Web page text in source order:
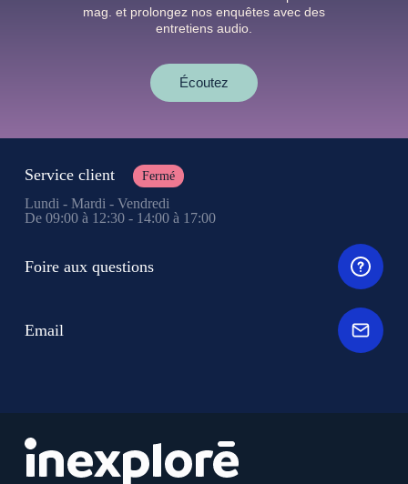
mag. et prolongez nos enquêtes avec des
entretiens audio.
Écoutez
Service client Fermé
Lundi - Mardi - Vendredi
De 09:00 à 12:30 - 14:00 à 17:00
Foire aux questions
Email